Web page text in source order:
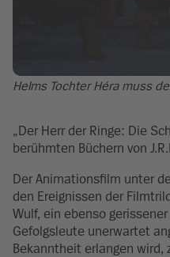
Helms Tochter Héra muss
„Der Herr der Ringe: Die
berühmten Büchern von
Der Animationsfilm unter
den Ereignissen der
Wulf, ein ebenso
Gefolgsleute unerwartet
Bekanntheit erlangen wird,